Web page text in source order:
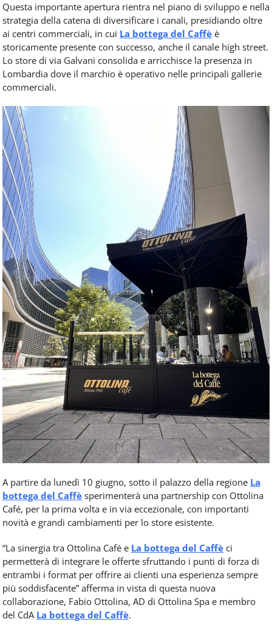
Questa importante apertura rientra nel piano di sviluppo e nella
strategia della catena di diversificare i canali, presidiando oltre
ai centri commerciali, in cui La bottega del Caffè è
storicamente presente con successo, anche il canale high street.
Lo store di via Galvani consolida e arricchisce la presenza in
Lombardia dove il marchio è operativo nelle principali gallerie
commerciali.
A partire da lunedì 10 giugno, sotto il palazzo della regione La
bottega del Caffè sperimenterà una partnership con Ottolina
Café, per la prima volta e in via eccezionale, con importanti
novità e grandi cambiamenti per lo store esistente.
“La sinergia tra Ottolina Café e La bottega del Caffè ci
permetterà di integrare le offerte sfruttando i punti di forza di
entrambi i format per offrire ai clienti una esperienza sempre
più soddisfacente” afferma in vista di questa nuova
collaborazione, Fabio Ottolina, AD di Ottolina Spa e membro
del CdA La bottega del Caffè.